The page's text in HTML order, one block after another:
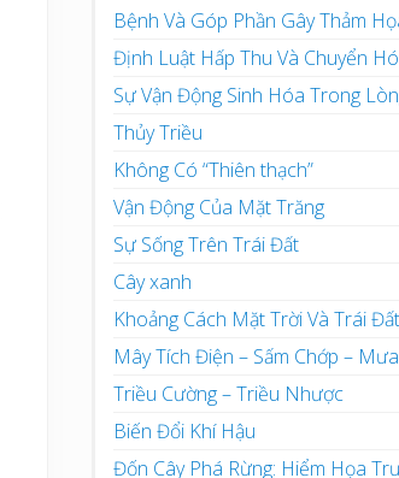
Bệnh Và Góp Phần Gây Thảm
Định Luật Hấp Thu Và Chuyển
Sự Vận Động Sinh Hóa Trong
Thủy Triều
Không Có “Thiên thạch”
Vận Động Của Mặt Trăng
Sự Sống Trên Trái Đất
Cây xanh
Khoảng Cách Mặt Trời Và Trái Đất
Mây Tích Điện – Sấm Chớp –
Triều Cường – Triều Nhược
Biến Đổi Khí Hậu
Đốn Cây Phá Rừng: Hiểm Họa